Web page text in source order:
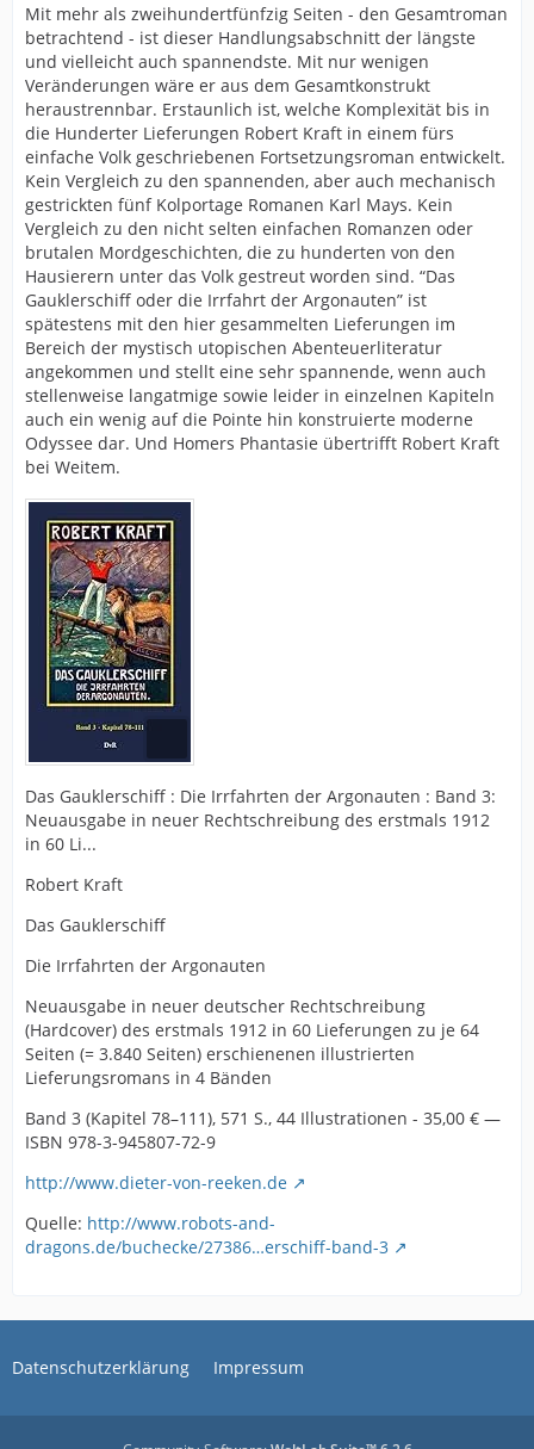
Mit mehr als zweihundertfünfzig Seiten - den Gesamtroman
betrachtend - ist dieser Handlungsabschnitt der längste
und vielleicht auch spannendste. Mit nur wenigen
Veränderungen wäre er aus dem Gesamtkonstrukt
heraustrennbar. Erstaunlich ist, welche Komplexität bis in
die Hunderter Lieferungen Robert Kraft in einem fürs
einfache Volk geschriebenen Fortsetzungsroman entwickelt.
Kein Vergleich zu den spannenden, aber auch mechanisch
gestrickten fünf Kolportage Romanen Karl Mays. Kein
Vergleich zu den nicht selten einfachen Romanzen oder
brutalen Mordgeschichten, die zu hunderten von den
Hausierern unter das Volk gestreut worden sind. “Das
Gauklerschiff oder die Irrfahrt der Argonauten” ist
spätestens mit den hier gesammelten Lieferungen im
Bereich der mystisch utopischen Abenteuerliteratur
angekommen und stellt eine sehr spannende, wenn auch
stellenweise langatmige sowie leider in einzelnen Kapiteln
auch ein wenig auf die Pointe hin konstruierte moderne
Odyssee dar. Und Homers Phantasie übertrifft Robert Kraft
bei Weitem.
Das Gauklerschiff : Die Irrfahrten der Argonauten : Band 3:
Neuausgabe in neuer Rechtschreibung des erstmals 1912
in 60 Li...
Robert Kraft
Das Gauklerschiff
Die Irrfahrten der Argonauten
Neuausgabe in neuer deutscher Rechtschreibung
(Hardcover) des erstmals 1912 in 60 Lieferungen zu je 64
Seiten (= 3.840 Seiten) erschienenen illustrierten
Lieferungsromans in 4 Bänden
Band 3 (Kapitel 78–111), 571 S., 44 Illustrationen - 35,00 € —
ISBN 978-3-945807-72-9
http://www.dieter-von-reeken.de
Quelle: http://www.robots-and-
dragons.de/buchecke/27386…erschiff-band-3
Datenschutzerklärung Impressum